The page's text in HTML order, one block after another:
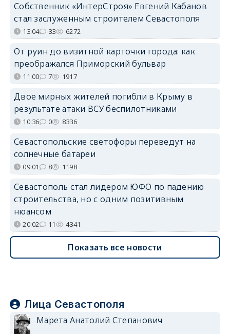
Собственник «ИнтерСтроя» Евгений Кабанов
стал заслуженным строителем Севастополя
13:04 33 6272
От руин до визитной карточки города: как
преображался Приморский бульвар
11:00 7 1917
Двое мирных жителей погибли в Крыму в
результате атаки ВСУ беспилотниками
10:36 0 8336
Севастопольские светофоры переведут на
солнечные батареи
09:01 8 1198
Севастополь стал лидером ЮФО по падению
строительства, но с одним позитивным
нюансом
20:02 11 4341
Показать все новости
Лица Севастополя
Марета Анатолий Степанович